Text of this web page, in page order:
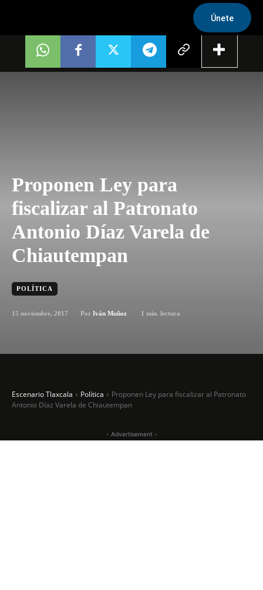
Únete
Proponen Ley para
fiscalizar al Patronato
Antonio Díaz Varela de
Chiautempan
POLÍTICA
15 noviembre, 2017 Por Iván Muñoz 1 min. lectura
Escenario Tlaxcala Política
Proponen Ley para fiscalizar al Patronato
Antonio Díaz Varela de Chiautempan
- Advertisement -